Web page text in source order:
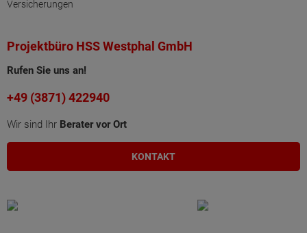
Versicherungen
Projektbüro HSS Westphal GmbH
Rufen Sie uns an!
+49 (3871) 422940
Wir sind Ihr Berater vor Ort
KONTAKT